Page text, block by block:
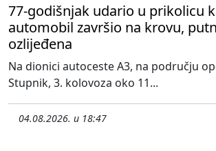
77-godišnjak udario u prikolicu
automobil završio na krovu,
ozlijeđena
Na dionici autoceste A3, na području
Stupnik, 3. kolovoza oko 11...
04.08.2026. u 18:47